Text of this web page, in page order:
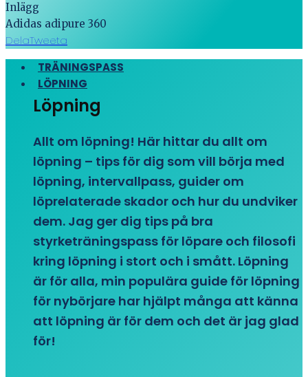
Inlägg
Adidas adipure 360
DelaTweeta
TRÄNINGSPASS
LÖPNING
Löpning
Allt om löpning! Här hittar du allt om
löpning – tips för dig som vill börja med
löpning, intervallpass, guider om
löprelaterade skador och hur du undviker
dem. Jag ger dig tips på bra
styrketräningspass för löpare och filosofi
kring löpning i stort och i smått. Löpning
är för alla, min populära guide för löpning
för nybörjare har hjälpt många att känna
att löpning är för dem och det är jag glad
för!